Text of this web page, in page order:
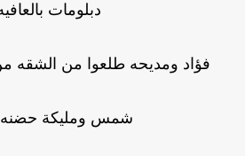
دبلومات بالعافيه
فؤاد ومديحه طلعوا من الشقه من
شمس ومليكة حضنه